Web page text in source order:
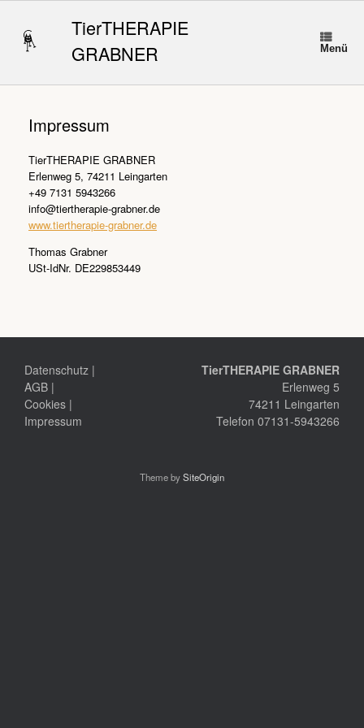
springen
TierTHERAPIE
GRABNER
Menü
Impressum
TierTHERAPIE GRABNER
Erlenweg 5, 74211 Leingarten
+49 7131 5943266
info@tiertherapie-grabner.de
www.tiertherapie-grabner.de
Thomas Grabner
USt-IdNr. DE229853449
Datenschutz |
AGB |
Cookies |
Impressum
TierTHERAPIE GRABNER
Erlenweg 5
74211 Leingarten
Telefon 07131-5943266
Theme bySiteOrigin